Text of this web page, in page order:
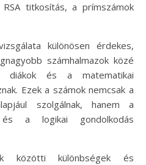
titkosítás, a prímszámok
különösen érdekes,
számhalmazok közé
diákok és a matematikai
Ezek a számok nemcsak a
szolgálnak, hanem a
a logikai gondolkodás
közötti különbségek és